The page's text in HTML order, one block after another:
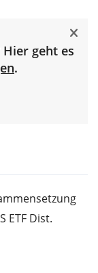
geht es
.
ETF Dist.